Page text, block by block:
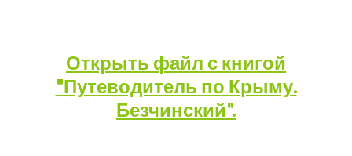
Открыть файл с книгой
"Путеводитель по Крыму.
Безчинский".